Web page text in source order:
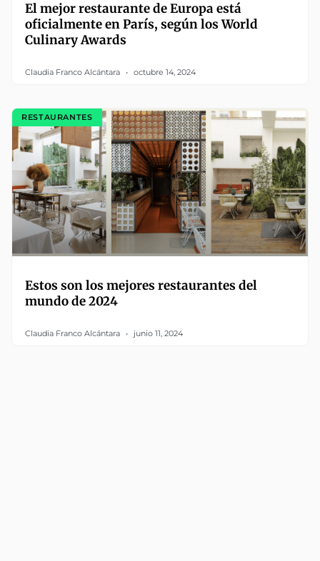
El mejor restaurante de Europa está
oficialmente en París, según los World
Culinary Awards
Claudia Franco Alcántara octubre 14, 2024
RESTAURANTES
Estos son los mejores restaurantes del
mundo de 2024
Claudia Franco Alcántara junio 11, 2024